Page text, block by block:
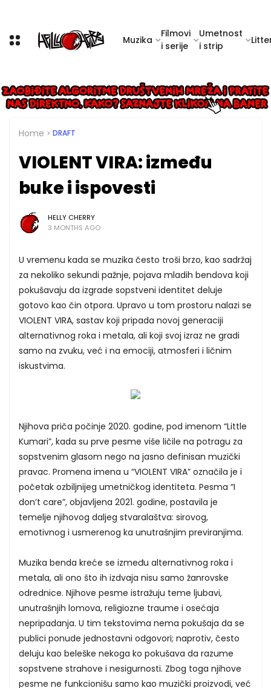
Muzika
Filmovi
i serije
Umetnost
i strip
Home DRAFT
VIOLENT VIRA: između
buke i ispovesti
HELLY CHERRY
3 MONTHS AGO
U vremenu kada se muzika često troši brzo, kao sadržaj
za nekoliko sekundi pažnje, pojava mladih bendova koji
pokušavaju da izgrade sopstveni identitet deluje
gotovo kao čin otpora. Upravo u tom prostoru nalazi se
VIOLENT VIRA, sastav koji pripada novoj generaciji
alternativnog roka i metala, ali koji svoj izraz ne gradi
samo na zvuku, već i na emociji, atmosferi i ličnim
iskustvima.
Njihova priča počinje 2020. godine, pod imenom “Little
Kumari”, kada su prve pesme više ličile na potragu za
sopstvenim glasom nego na jasno definisan muzički
pravac. Promena imena u “VIOLENT VIRA” označila je i
početak ozbiljnijeg umetničkog identiteta. Pesma “I
don’t care”, objavljena 2021. godine, postavila je
temelje njihovog daljeg stvaralaštva: sirovog,
emotivnog i usmerenog ka unutrašnjim previranjima.
Muzika benda kreće se između alternativnog roka i
metala, ali ono što ih izdvaja nisu samo žanrovske
odrednice. Njihove pesme istražuju teme ljubavi,
unutrašnjih lomova, religiozne traume i osećaja
nepripadanja. U tim tekstovima nema pokušaja da se
publici ponude jednostavni odgovori; naprotiv, često
deluju kao beleške nekoga ko pokušava da razume
sopstvene strahove i nesigurnosti. Zbog toga njihove
pesme ne funkcionišu samo kao muzički proizvodi, već